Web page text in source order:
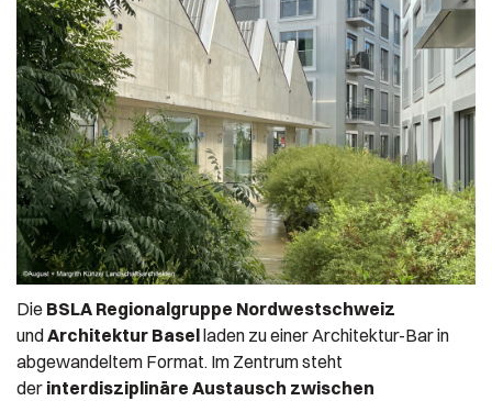
Die BSLA Regionalgruppe Nordwestschweiz
undArchitektur Baselladen zu einer Architektur-Bar in
abgewandeltem Format. Im Zentrum steht
der interdisziplinäre Austausch zwischen